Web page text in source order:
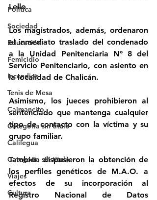
Politica
Sociedad
Educación
Femicidio
Incendios
Tenis de Mesa
Caimancito
Categoría sin título
Calilegua
Categoría sin título
Viajes
Cultura
Lello.
Los magistrados, además, ordenaron
el inmediato traslado del condenado
a la Unidad Penitenciaria N° 8 del
Servicio Penitenciario, con asiento en
la localidad de Chalicán.
Asimismo, los jueces prohibieron al
sentenciado que mantenga cualquier
tipo de contacto con la víctima y su
grupo familiar.
También dispusieron la obtención de
los perfiles genéticos de M.A.O. a
efectos de su incorporación al
Registro Nacional de Datos